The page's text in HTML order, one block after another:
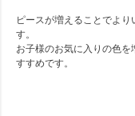
ピースが増えることでよ
す。
お子様のお気に入りの色
すすめです。